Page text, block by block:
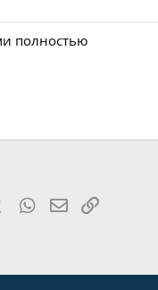
полностью
TumblrWhatsAppЭлектронная
Ссылка